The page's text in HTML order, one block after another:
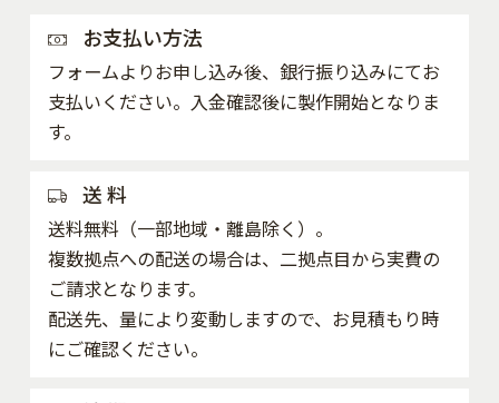
お支払い方法
フォームよりお申し込み後、銀行振り込みにてお
支払いください。入金確認後に製作開始となりま
す。
送 料
送料無料（一部地域・離島除く）。
複数拠点への配送の場合は、二拠点目から実費の
ご請求となります。
配送先、量により変動しますので、お見積もり時
にご確認ください。